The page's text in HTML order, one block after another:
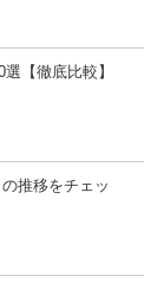
【徹底比較】
推移をチェッ